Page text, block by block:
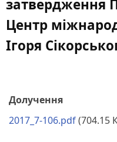
затвердження
Центр
Ігоря
Долучення
2017_7-106.pdf(704.15